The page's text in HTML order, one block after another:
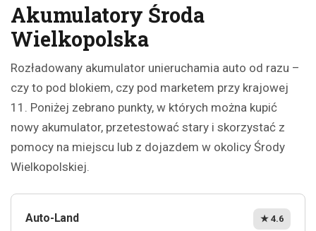
Akumulatory Środa
Wielkopolska
Rozładowany akumulator unieruchamia auto od razu –
czy to pod blokiem, czy pod marketem przy krajowej
11. Poniżej zebrano punkty, w których można kupić
nowy akumulator, przetestować stary i skorzystać z
pomocy na miejscu lub z dojazdem w okolicy Środy
Wielkopolskiej.
Auto-Land ★ 4.6